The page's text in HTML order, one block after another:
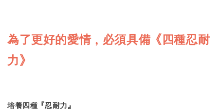
為了更好的愛情，必須具備《四種忍耐
力》
培養四種『忍耐力』